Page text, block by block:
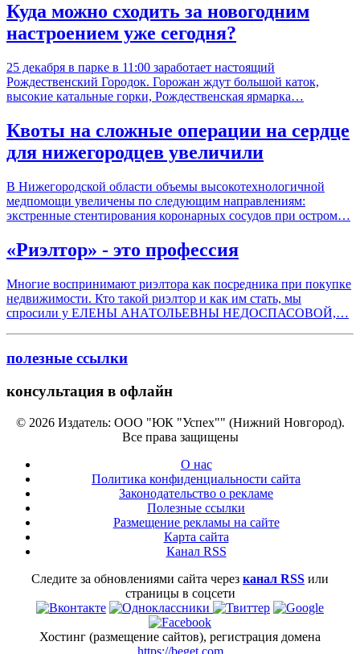
Куда можно сходить за новогодним
настроением уже сегодня?
25 декабря в парке в 11:00 заработает настоящий
Рождественский Городок. Горожан ждут большой каток,
высокие катальные горки, Рождественская ярмарка…
Квоты на сложные операции на сердце
для нижегородцев увеличили
В Нижегородской области объемы высокотехнологичной
медпомощи увеличены по следующим направлениям:
экстренные стентирования коронарных сосудов при остром…
«Риэлтор» - это профессия
Многие воспринимают риэлтора как посредника при покупке
недвижимости. Кто такой риэлтор и как им стать, мы
спросили у ЕЛЕНЫ АНАТОЛЬЕВНЫ НЕДОСПАСОВОЙ,…
полезные ссылки
консультация в офлайн
© 2026 Издатель: ООО "ЮК "Успех"" (Нижний Новгород).
Все права защищены
О нас
Политика конфиденциальности сайта
Законодательство о рекламе
Полезные ссылки
Размещение рекламы на сайте
Карта сайта
Канал RSS
Следите за обновлениями сайта через канал RSS или
страницы в соцсети
Хостинг (размещение сайтов), регистрация домена
https://beget.com